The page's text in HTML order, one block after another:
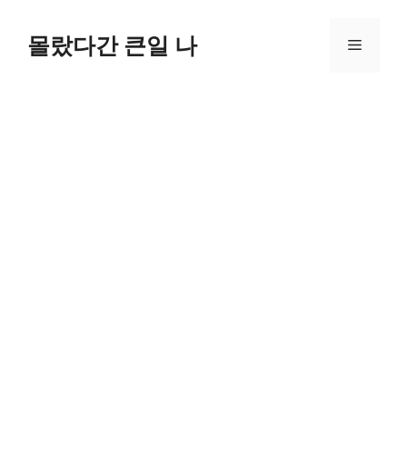
몰랐다간 큰일 나 메